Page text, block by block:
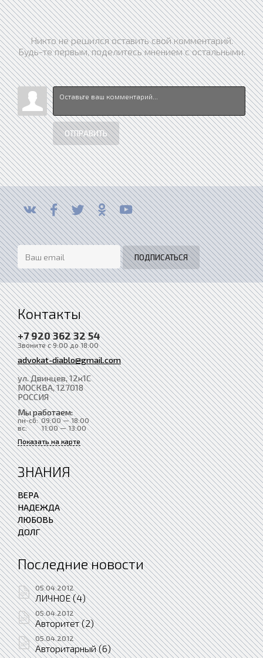
Никто не решился оставить свой комментарий.
Будь-те первым, поделитесь мнением с остальными.
ОТПРАВИТЬ
Контакты
+7 920 362 32 54
Звоните с 9:00 до 18:00
advokat-diablo@gmail.com
ул. Двинцев, 12к1С
МОСКВА, 127018
РОССИЯ
Мы работаем:
пн-сб: 09:00 — 18:00
вс:
11:00 — 13:00
Показать на карте
ЗНАНИЯ
ВЕРА
НАДЕЖДА
ЛЮБОВЬ
ДОЛГ
Последние новости
05.04.2012
ЛИЧНОЕ (4)
05.04.2012
Авторитет (2)
05.04.2012
Авторитарный (6)